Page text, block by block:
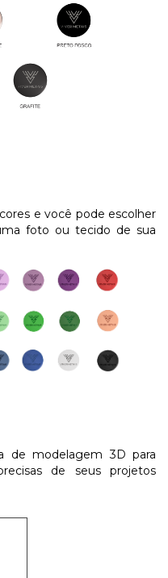
e você pode escolher
foto ou tecido de sua
de modelagem 3D para
de seus projetos